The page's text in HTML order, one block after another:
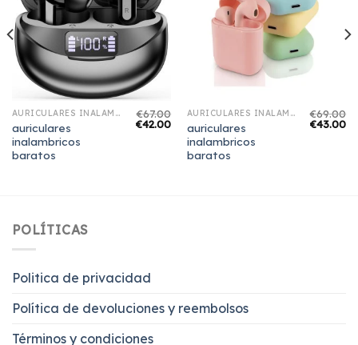
AURICULARES INALAMBRICOS BARATOS
auriculares
inalambricos
baratos
€67.00
€42.00
AURICULARES INALAMBRICOS BARATOS
auriculares
inalambricos
baratos
€69.00
€43.00
POLÍTICAS
Politica de privacidad
Política de devoluciones y reembolsos
Términos y condiciones